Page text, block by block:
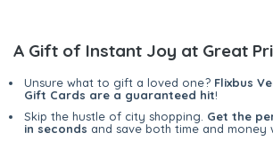
A Gift of Instant Joy at Great
Unsure what to gift a loved one? Flixbus
Gift Cards are a guaranteed hit!
Skip the hustle of city shopping. Get the
in seconds and save both time and money